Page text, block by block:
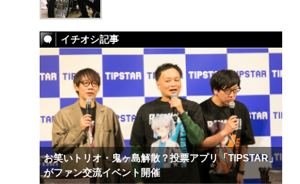
イチオシ記事
お笑いトリオ・鬼ヶ島解散？投票アプリ「TIPSTAR」
がファン交流イベント開催